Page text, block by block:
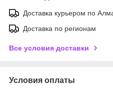
Доставка курьером по
Доставка по регионам
Все условия доставки
Условия оплаты